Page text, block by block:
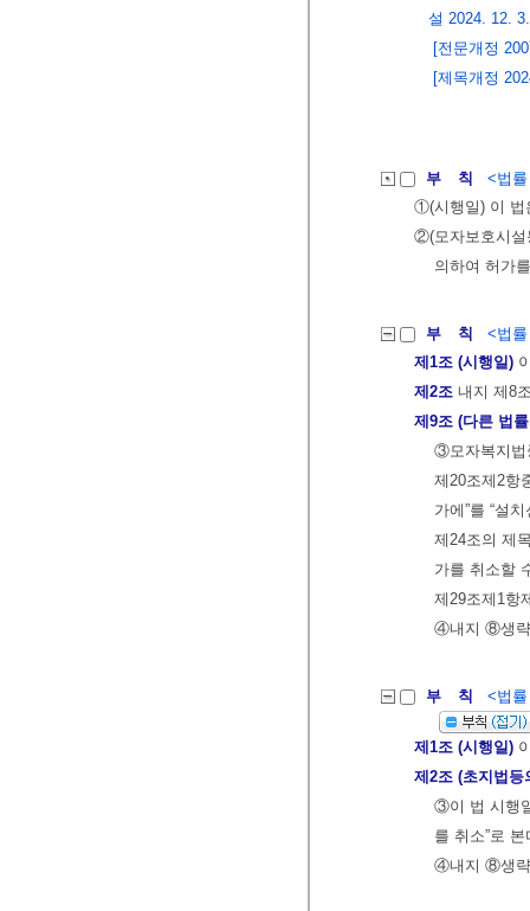
설 2024. 12.
[전문개정
[제목개정
부 칙
<법
①(시행일) 이 법
②(모자보호시설
의하여 허가
부 칙
<법
제1조 (시행일)
제2조 내지 제8
제9조 (다른 법
③모자복지법
제20조제2항
가에”를 “설
제24조의 제
가를 취소할
제29조제1항
④내지 ⑧생략
부 칙 <법
제1조 (시행일)
제2조 (초지법등
③이 법 시행
를 취소”로 본
④내지 ⑧생략